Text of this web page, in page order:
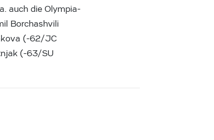
auch die Olympia-
Borchashvili
(-62/JC
(-63/SU